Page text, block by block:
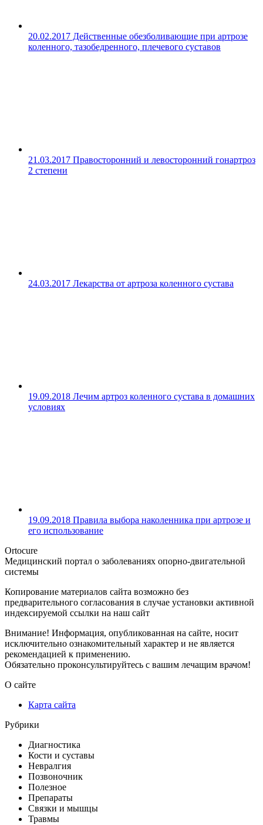
20.02.2017 Действенные обезболивающие при артрозе
коленного, тазобедренного, плечевого суставов
21.03.2017 Правосторонний и левосторонний гонартроз
2 степени
24.03.2017 Лекарства от артроза коленного сустава
19.09.2018 Лечим артроз коленного сустава в домашних
условиях
19.09.2018 Правила выбора наколенника при артрозе и
его использование
Ortocure
Медицинский портал о заболеваниях опорно-двигательной
системы
Копирование материалов сайта возможно без
предварительного согласования в случае установки активной
индексируемой ссылки на наш сайт
Внимание! Информация, опубликованная на сайте, носит
исключительно ознакомительный характер и не является
рекомендацией к применению.
Обязательно проконсультируйтесь с вашим лечащим врачом!
О сайте
Карта сайта
Рубрики
Диагностика
Кости и суставы
Невралгия
Позвоночник
Полезное
Препараты
Связки и мышцы
Травмы